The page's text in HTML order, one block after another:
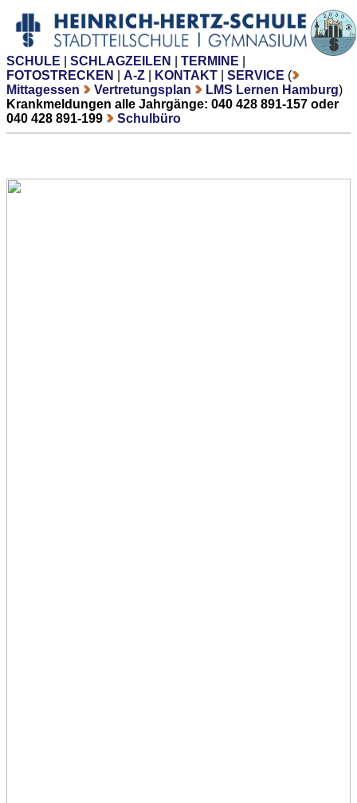
SCHULE SCHLAGZEILEN TERMINE
FOTOSTRECKEN
A-Z KONTAKT SERVICE (
Mittagessen
Vertretungsplan LMS Lernen Hamburg)
Krankmeldungen alle Jahrgänge: 040 428 891-157 oder
040 428 891-199
Schulbüro